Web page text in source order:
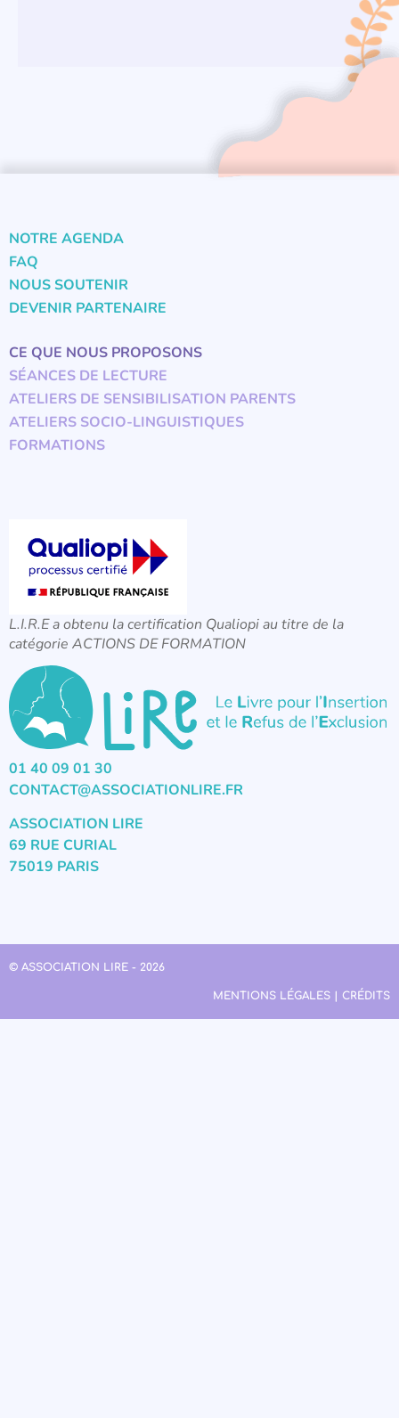
NOTRE AGENDA
FAQ
NOUS SOUTENIR
DEVENIR PARTENAIRE
CE QUE NOUS PROPOSONS
SÉANCES DE LECTURE
ATELIERS DE SENSIBILISATION PARENTS
ATELIERS SOCIO-LINGUISTIQUES
FORMATIONS
L.I.R.E a obtenu la certification Qualiopi au titre de la
catégorie ACTIONS DE FORMATION
01 40 09 01 30
CONTACT@ASSOCIATIONLIRE.FR
ASSOCIATION LIRE
69 RUE CURIAL
75019 PARIS
© ASSOCIATION LIRE - 2026
MENTIONS LÉGALES | CRÉDITS